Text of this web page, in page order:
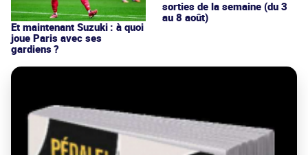
Et maintenant Suzuki : à quoi
joue Paris avec ses
gardiens ?
sorties de la semaine (du 3
au 8 août)